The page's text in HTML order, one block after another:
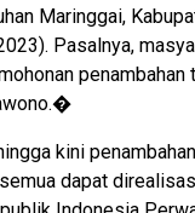
Maringgai,
Pasalnya,
kini
dapat